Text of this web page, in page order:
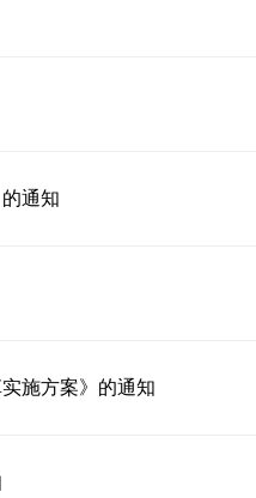
通知
施方案》的通知